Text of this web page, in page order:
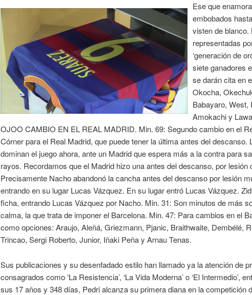
Ese que
embobados
visten de blanco.
representadas
‘generación de
siete ganadores
se darán cita en
Okocha,
Babayaro, West,
Amokachi y
OJOO CAMBIO EN EL REAL MADRID. Min. 69: Segundo cambio en el
Córner para el Real Madrid, que puede tener la última antes del descanso.
dominan el juego ahora, ante un Madrid que espera más a la contra para
rayos. Recordamos que el Madrid hizo una antes del descanso, por lesión
Precisamente Nacho abandonó la cancha antes del descanso por lesión
entrando en su lugar Lucas Vázquez. En su lugar entró Lucas Vázquez.
ficha, entrando Lucas Vázquez por Nacho. Min. 31: Son minutos de más
calma, la que trata de imponer el Barcelona. Min. 47: Para cambios en el
como opciones: Araujo, Aleñá, Griezmann, Pjanic, Braithwaite, Dembélé,
Trincao, Sergi Roberto, Junior, Iñaki Peña y Arnau Tenas.
Sus publicaciones y su desenfadado estilo han llamado ya la atención de
consagrados como ‘La Resistencia’, ‘La Vida Moderna’ o ‘El Intermedio’,
sus 17 años y 348 días, Pedri alcanza su primera diana en la competición